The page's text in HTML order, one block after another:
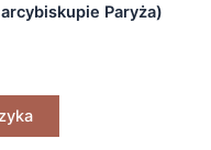
Paryża)